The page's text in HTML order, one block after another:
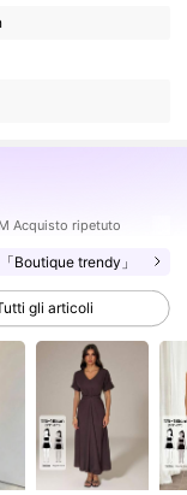
Acquisto ripetuto
「Boutique trendy」
gli articoli